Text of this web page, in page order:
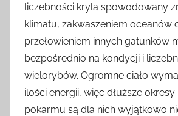
liczebności kryla spowodowany
klimatu, zakwaszeniem oceanów
przełowieniem innych gatunków
bezpośrednio na kondycji i
wielorybów. Ogromne ciało
ilości energii, więc dłuższe
pokarmu są dla nich wyjątkowo